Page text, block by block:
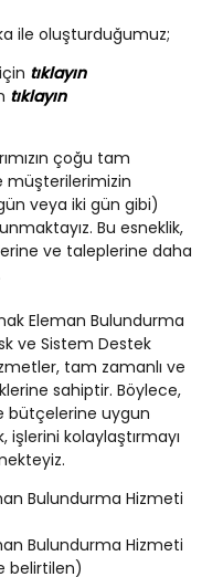
ile oluşturduğumuz;
tıklayın
tıklayın
çoğu tam
müşterilerimizin
veya iki gün gibi)
Bu esneklik,
ve taleplerine daha
Eleman Bulundurma
ve Sistem Destek
tam zamanlı ve
sahiptir. Böylece,
bütçelerine uygun
kolaylaştırmayı
Bulundurma Hizmeti
Bulundurma Hizmeti
belirtilen)